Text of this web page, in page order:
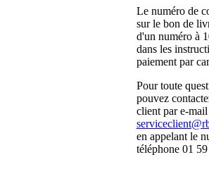
Le numéro de
sur le bon de
d'un numéro à
dans les
paiement par
Pour toute
pouvez
client par e-mail
en appelant le
téléphone 01